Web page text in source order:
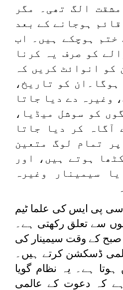
الگ تھی۔ مگر
ہوجانے کے بعد
ختم ہوچکے ہیں۔ اب
کو صرف یہ کرنا
کو انوائٹ کریں کہ
ہوگا۔ان کو تاریخ،
وغیرہ دے دیا جاتا
کو سوشل میڈیا،
آگاہ کر دیا جاتا
تمام لوگ متعین
ہوتے ہیں، اور
سیمینار وغیرہ
سی پی ایس کی علما ٹیم
سے تعلق رکھتی ہے۔
کے وقت سیمینار کی
ڈسکشن کرتے ہیں۔
ہے۔ یہ نظام گویا
ہے کہ دعوت کے عالمی